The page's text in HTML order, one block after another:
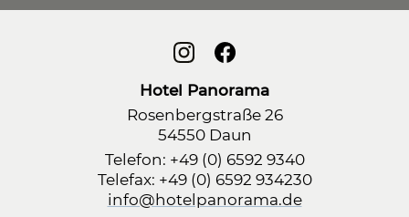
Hotel Panorama
Rosenbergstraße 26
54550 Daun
Telefon: +49 (0) 6592 9340
Telefax: +49 (0) 6592 934230
info@hotelpanorama.de